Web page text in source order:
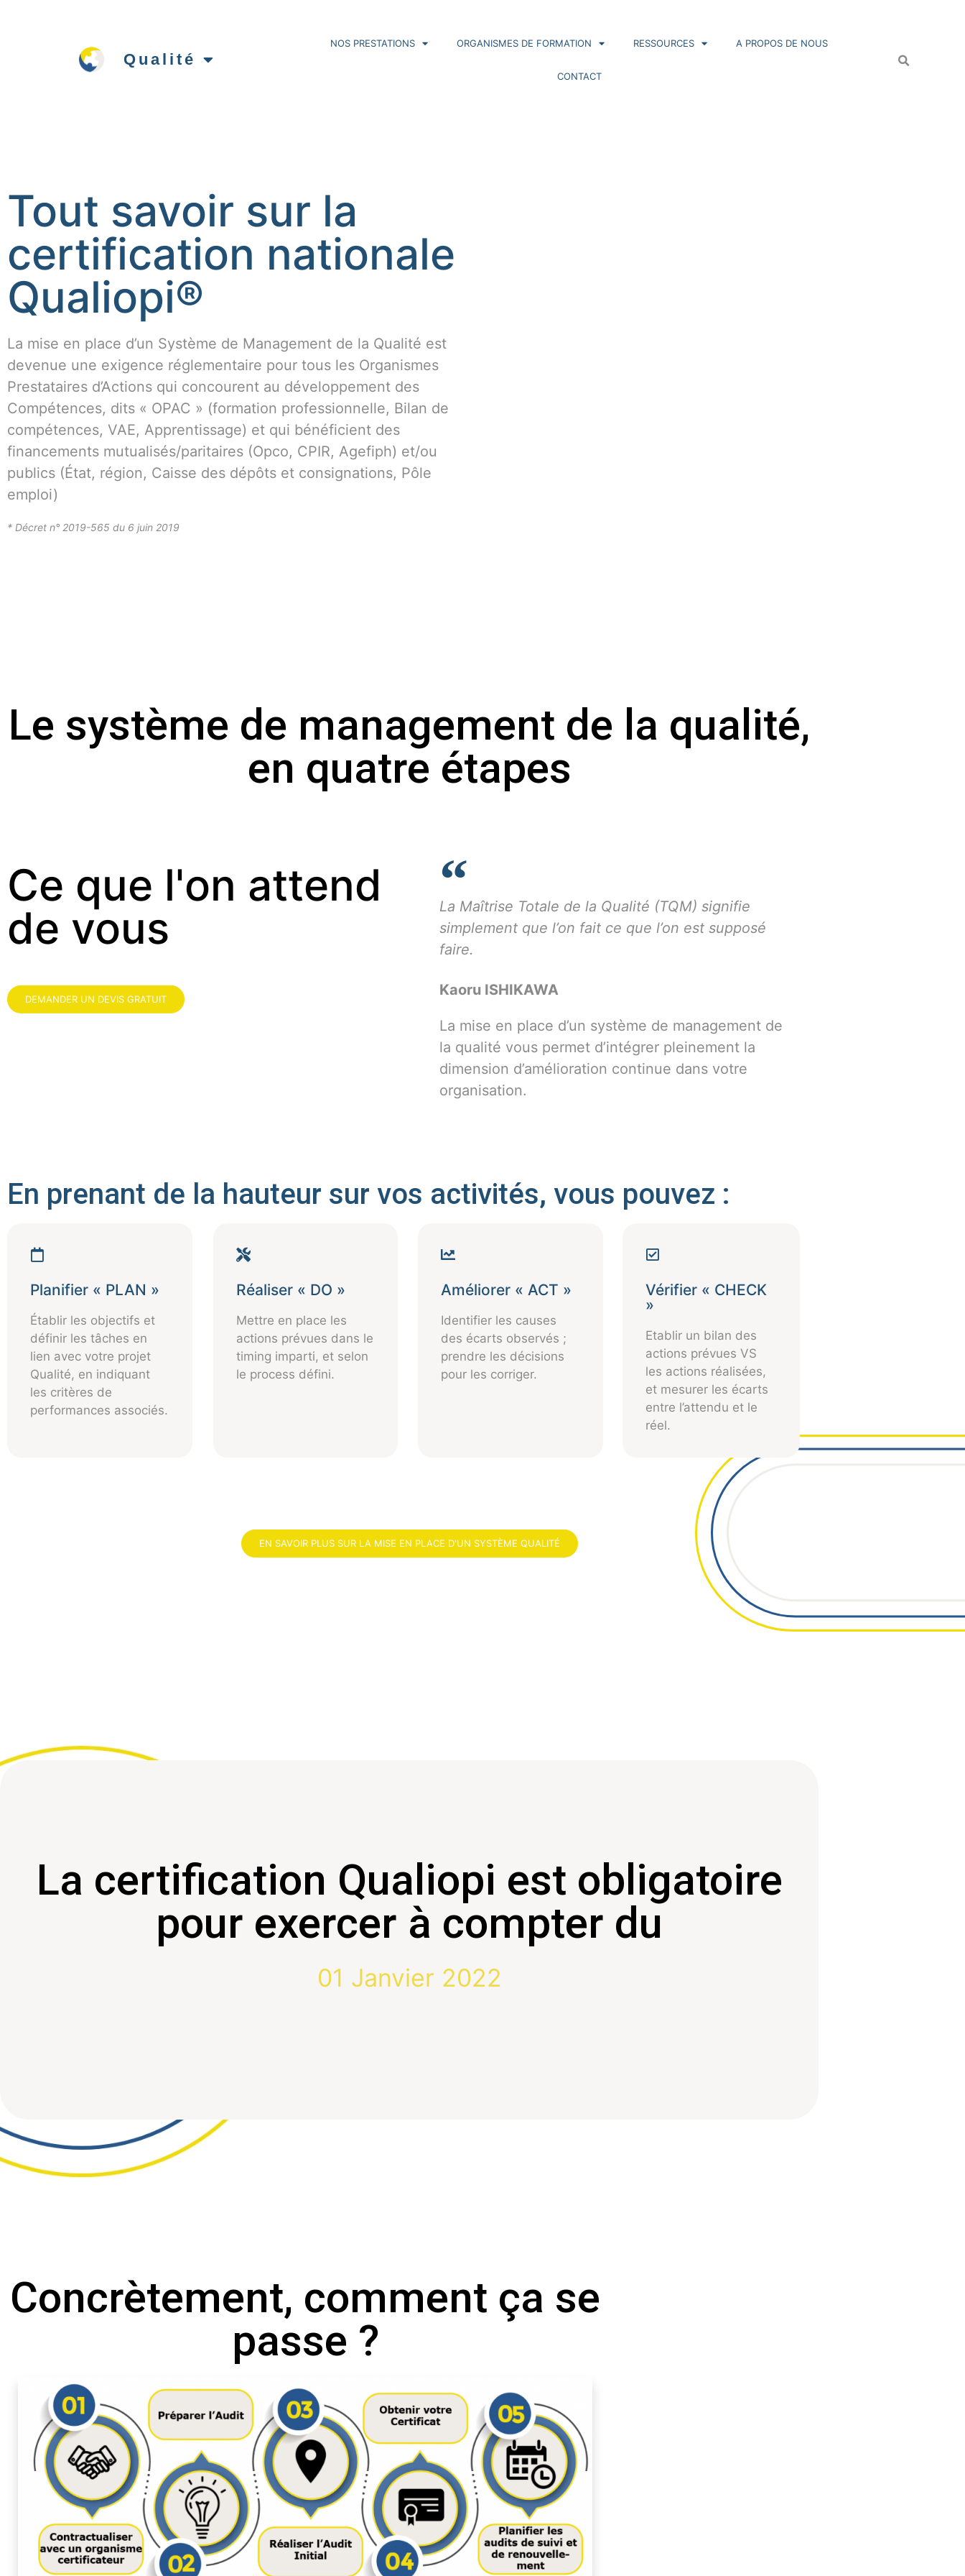
Qualité
NOS PRESTATIONS ORGANISMES DE FORMATION RESSOURCES A PROPOS DE NOUS
CONTACT
Tout savoir sur la
certification nationale
Qualiopi®
La mise en place d’un Système de Management de la Qualité est
devenue une exigence réglementaire pour tous les Organismes
Prestataires d’Actions qui concourent au développement des
Compétences, dits « OPAC » (formation professionnelle, Bilan de
compétences, VAE, Apprentissage) et qui bénéficient des
financements mutualisés/paritaires (Opco, CPIR, Agefiph) et/ou
publics (État, région, Caisse des dépôts et consignations, Pôle
emploi)
* Décret n° 2019-565 du 6 juin 2019
Le système de management de la qualité,
en quatre étapes
Ce que l'on attend
de vous
DEMANDER UN DEVIS GRATUIT
La Maîtrise Totale de la Qualité (TQM) signifie
simplement que l’on fait ce que l’on est supposé
faire.
Kaoru ISHIKAWA
La mise en place d’un système de management de
la qualité vous permet d’intégrer pleinement la
dimension d’amélioration continue dans votre
organisation.
En prenant de la hauteur sur vos activités, vous pouvez :
Planifier « PLAN »
Établir les objectifs et
définir les tâches en
lien avec votre projet
Qualité, en indiquant
les critères de
performances associés.
Réaliser « DO »
Mettre en place les
actions prévues dans le
timing imparti, et selon
le process défini.
Améliorer « ACT »
Identifier les causes
des écarts observés ;
prendre les décisions
pour les corriger.
Vérifier « CHECK
»
Etablir un bilan des
actions prévues VS
les actions réalisées,
et mesurer les écarts
entre l’attendu et le
réel.
EN SAVOIR PLUS SUR LA MISE EN PLACE D'UN SYSTÈME QUALITÉ
La certification Qualiopi est obligatoire
pour exercer à compter du
01 Janvier 2022
Concrètement, comment ça se
passe ?